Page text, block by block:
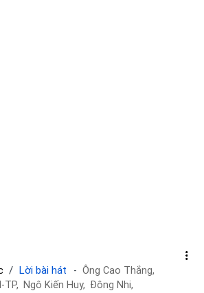
Lời bài hát
Ông Cao Thắng,
TP, Ngô Kiến Huy, Đông Nhi,